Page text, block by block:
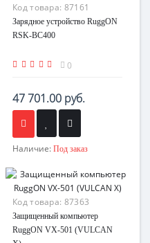
Код товара: 87161
Зарядное устройство RuggON
RSK-BC400
0
47 701.00 руб.
Наличие: Под заказ
Код товара: 87363
Защищенный компьютер
RuggON VX-501 (VULCAN